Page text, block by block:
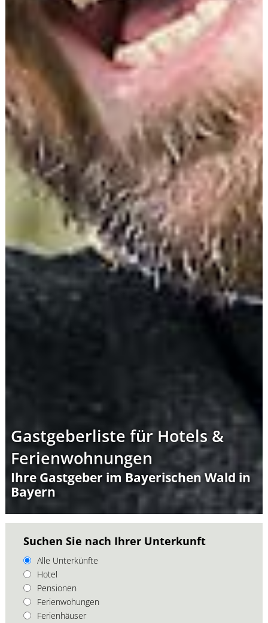
Gastgeberliste für Hotels &
Ferienwohnungen
Ihre Gastgeber im Bayerischen Wald in
Bayern
Suchen Sie nach Ihrer Unterkunft
Alle Unterkünfte
Hotel
Pensionen
Ferienwohungen
Ferienhäuser